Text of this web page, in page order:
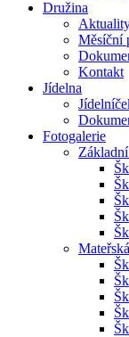
Družina
Měsíční
Kontakt
Jídelna
Fotogalerie